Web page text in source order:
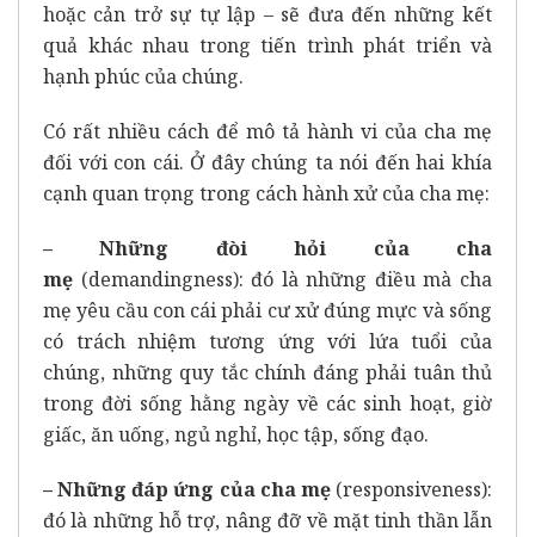
hoặc cản trở sự tự lập – sẽ đưa đến những kết
quả khác nhau trong tiến trình phát triển và
hạnh phúc của chúng.
Có rất nhiều cách để mô tả hành vi của cha mẹ
đối với con cái. Ở đây chúng ta nói đến hai khía
cạnh quan trọng trong cách hành xử của cha mẹ:
– Những đòi hỏi của cha
mẹ (demandingness): đó là những điều mà cha
mẹ yêu cầu con cái phải cư xử đúng mực và sống
có trách nhiệm tương ứng với lứa tuổi của
chúng, những quy tắc chính đáng phải tuân thủ
trong đời sống hằng ngày về các sinh hoạt, giờ
giấc, ăn uống, ngủ nghỉ, học tập, sống đạo.
– Những đáp ứng của cha mẹ(responsiveness):
đó là những hỗ trợ, nâng đỡ về mặt tinh thần lẫn